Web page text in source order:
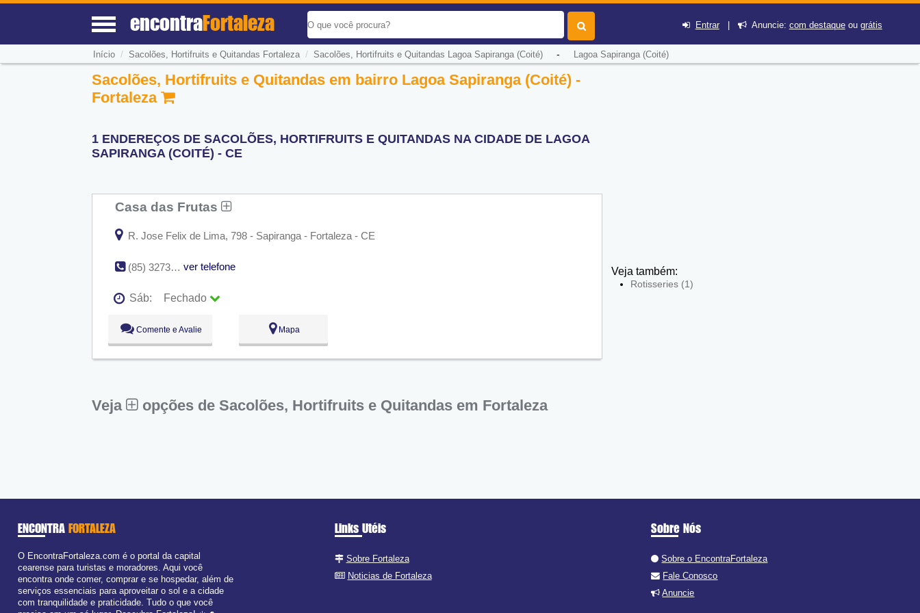
encontraFortaleza Entrar| Anuncie: com destaqueou grátis
Início / Sacolões, Hortifruits e Quitandas Fortaleza/ Sacolões, Hortifruits e Quitandas Lagoa Sapiranga (Coité)- Lagoa Sapiranga (Coité)
Sacolões, Hortifruits e Quitandas em bairro Lagoa Sapiranga (Coité) -
Fortaleza
1 ENDEREÇOS DE SACOLÕES, HORTIFRUITS E QUITANDAS NA CIDADE DE LAGOA
SAPIRANGA (COITÉ) - CE
Casa das Frutas
R. Jose Felix de Lima, 798 - Sapiranga - Fortaleza - CE
(85) 3273-0252 ver telefone
Sáb:
Fechado
Seg:
Ter:
09:00 - 18:00
Qua:
09:00 - 18:00
Qui:
09:00 - 18:00
Comente e Avalie Mapa
Veja opções de Sacolões, Hortifruits e Quitandas em Fortaleza
Veja também:
Rotisseries (1)
ENCONTRA FORTALEZA
O EncontraFortaleza.com é o portal da capital
cearense para turistas e moradores. Aqui você
encontra onde comer, comprar e se hospedar, além de
serviços essenciais para aproveitar o sol e a cidade
com tranquilidade e praticidade. Tudo o que você
Links Utéis
Sobre Fortaleza
Noticias de Fortaleza
Sobre Nós
Sobre o EncontraFortaleza
Fale Conosco
Anuncie